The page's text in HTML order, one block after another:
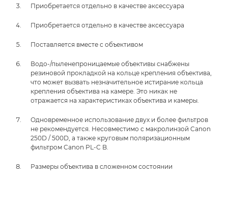
Приобретается отдельно в качестве аксессуара
Приобретается отдельно в качестве аксессуара
Поставляется вместе с объективом
Водо-/пыленепроницаемые объективы снабжены
резиновой прокладкой на кольце крепления объектива,
что может вызвать незначительное истирание кольца
крепления объектива на камере. Это никак не
отражается на характеристиках объектива и камеры.
Одновременное использование двух и более фильтров
не рекомендуется. Несовместимо с макролинзой Canon
250D / 500D, а также круговым поляризационным
фильтром Canon PL-C B.
Размеры объектива в сложенном состоянии